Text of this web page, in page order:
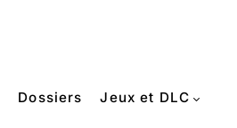
Dossiers Jeux et DLC